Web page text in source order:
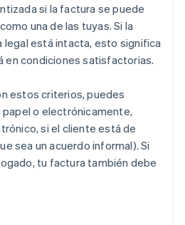
si la factura se puede
una de las tuyas. Si la
legal está intacta, esto significa
en condiciones satisfactorias.
estos criterios, puedes
o electrónicamente,
si el cliente está de
sea un acuerdo informal). Si
tu factura también debe